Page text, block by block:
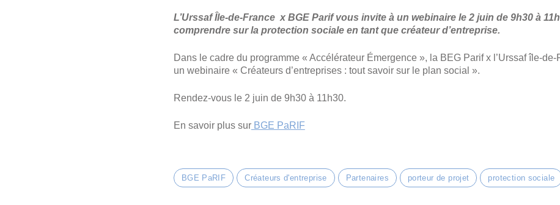
L’Urssaf Île-de-France x BGE Parif vous invite à un webinaire le 2 juin de 9h30 à
comprendre sur la protection sociale en tant que créateur d’entreprise.
Dans le cadre du programme « Accélérateur Émergence », la BEG Parif x l’Urssaf île-
un webinaire « Créateurs d’entreprises : tout savoir sur le plan social ».
Rendez-vous le 2 juin de 9h30 à 11h30.
En savoir plus surBGE PaRIF
BGE PaRIF Créateurs d'entreprise Partenaires porteur de projet protection sociale